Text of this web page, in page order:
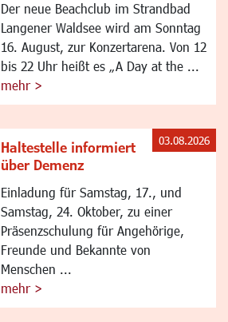
Der neue Beachclub im Strandbad
Langener Waldsee wird am Sonntag
16. August, zur Konzertarena. Von 12
bis 22 Uhr heißt es „A Day at the ...
mehr >
Haltestelle informiert
über Demenz
Einladung für Samstag, 17., und
Samstag, 24. Oktober, zu einer
Präsenzschulung für Angehörige,
Freunde und Bekannte von
Menschen ...
mehr >
03.08.2026